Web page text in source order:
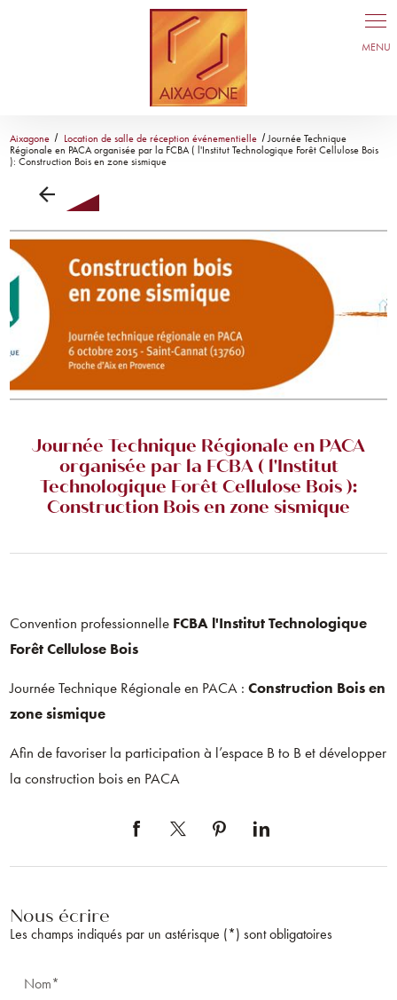
Aixagone Location de salle de réception événementielle
Journée Technique
Régionale en PACA organisée par la FCBA ( l'Institut Technologique Forêt Cellulose Bois
): Construction Bois en zone sismique
Journée Technique Régionale en PACA
organisée par la FCBA ( l'Institut
Technologique Forêt Cellulose Bois ):
Construction Bois en zone sismique
Convention professionnelle FCBA l'Institut Technologique
Forêt Cellulose Bois
Journée Technique Régionale en PACA :Construction Bois en
zone sismique
Afin de favoriser la participation à l’espace B to B et développer
la construction bois en PACA
Nous écrire
Les champs indiqués par un astérisque (*) sont obligatoires
Nom*
Panneau de gestion des cookies